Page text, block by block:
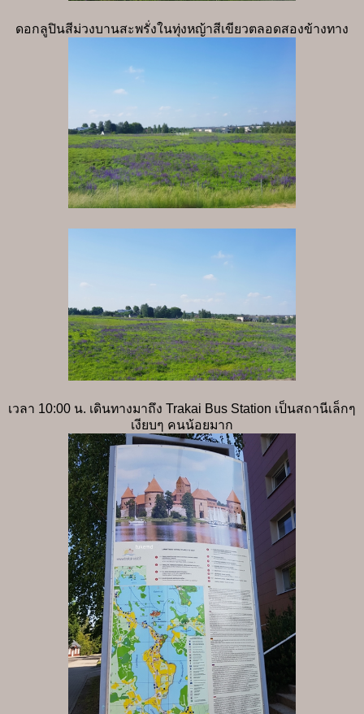
ดอกลูปินสีม่วงบานสะพรั่งในทุ่งหญ้าสีเขียวตลอดสองข้างทาง
เวลา 10:00 น. เดินทางมาถึง Trakai Bus Station เป็นสถานีเล็กๆ
เงียบๆ คนน้อยมาก